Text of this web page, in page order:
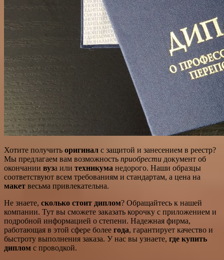
Хотите получить оригинал с защитой и занесением в реестр?
Мы предлагаем вам возможность приобрести документ об
окончании вуза или техникума недорого. Наши образцы
соответствуют всем требованиям и стандартам, а цена на
макет весьма привлекательна.
Не знаете, сколько стоит диплом? Обращайтесь к нашей
компании. Тут вы сможете заказать корочку с приложением и
подробной информацией о степени. Надежная фирма,
работающая в этой сфере более года, гарантирует качество и
быстроту выполнения заказа. У нас вы узнаете, где купить
диплом с проводкой.